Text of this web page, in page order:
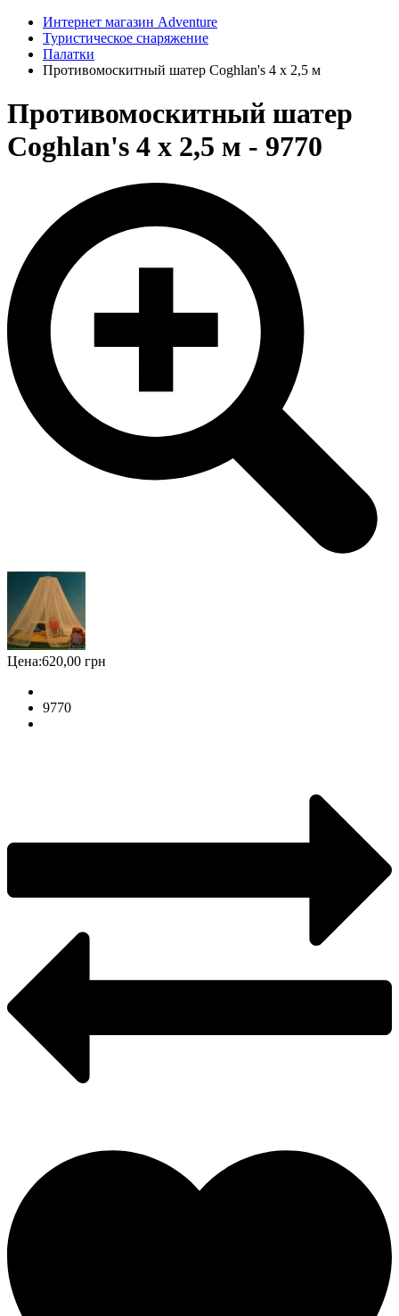
Интернет магазин Adventure
Туристическое снаряжение
Палатки
Противомоскитный шатер Coghlan's 4 х 2,5 м
Противомоскитный шатер
Coghlan's 4 х 2,5 м - 9770
Цена:620,00 грн
9770